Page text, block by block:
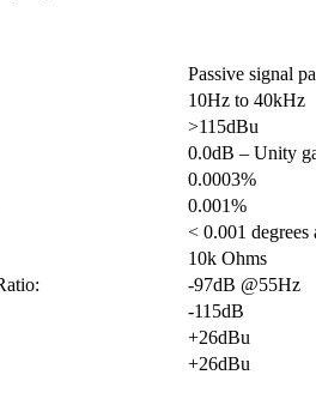
Passive signal
10Hz to 40kHz
>115dBu
0.0dB – Unity
0.0003%
0.001%
< 0.001 degrees
10k Ohms
-97dB @55Hz
-115dB
+26dBu
+26dBu